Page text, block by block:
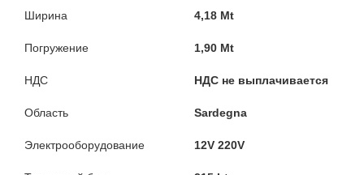
Ширина 4,18 Mt
Погружение 1,90 Mt
НДС НДС не выплачивается
Область Sardegna
Электрооборудование 12V 220V